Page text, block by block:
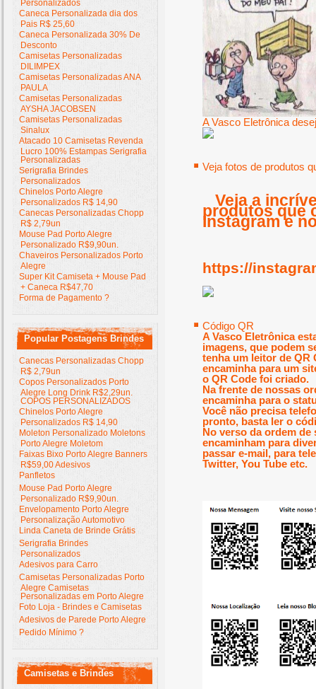
Personalizados
Caneca Personalizada dia dos
Pais R$ 25,60
Caneca Personalizada 30% De
Desconto
Camisetas Personalizadas
DILIMPEX
Camisetas Personalizadas ANA
PAULA
Camisetas Personalizadas
AYSHA JACOBSEN
Camisetas Personalizadas
Sinalux
Atacado 10 Camisetas Revenda
Lucro 100% Estampas Serigrafia
Personalizadas
Serigrafia Brindes
Personalizados
Chinelos Porto Alegre
Personalizados R$ 14,90
Canecas Personalizadas Chopp
R$ 2,79un
Mouse Pad Porto Alegre
Personalizado R$9,90un.
Chaveiros Personalizados Porto
Alegre
Super Kit Camiseta + Mouse Pad
+ Caneca R$47,70
Forma de Pagamento ?
Popular Postagens Brindes
Canecas Personalizadas Chopp
R$ 2,79un
Copos Personalizados Porto
Alegre Long Drink R$2,29un.
COPOS PERSONALIZADOS
Chinelos Porto Alegre
Personalizados R$ 14,90
Moleton Personalizado Moletons
Porto Alegre Moletom
Faixas Bixo Porto Alegre Banners
R$59,00 Adesivos
Panfletos
Mouse Pad Porto Alegre
Personalizado R$9,90un.
Envelopamento Porto Alegre
Personalização Automotivo
Linda Caneta de Brinde Grátis
Serigrafia Brindes
Personalizados
Adesivos para Carro
Camisetas Personalizadas Porto
Alegre Camisetas
Personalizadas em Porto Alegre
Foto Loja - Brindes e Camisetas
Adesivos de Parede Porto Alegre
Pedido Mínimo ?
Camisetas e Brindes
A Vasco Eletrônica
Veja fotos de produtos
Veja a
produtos que
Instagram e
https://
Código QR
A Vasco Eletrônica
imagens, que podem
tenha um leitor de QR
encaminha para um
o QR Code foi criado.
Na frente de nossas
encaminha para o
Você não precisa
pronto, basta ler o
No verso da ordem
encaminham para
passar e-mail, para
Twitter, You Tube etc.